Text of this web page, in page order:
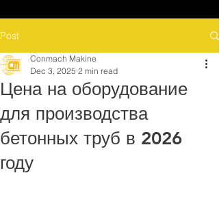
Post
Цена на оборудование
для производства
бетонных труб в 2026
году
Conmach Makine
Dec 3, 2025 2 min read